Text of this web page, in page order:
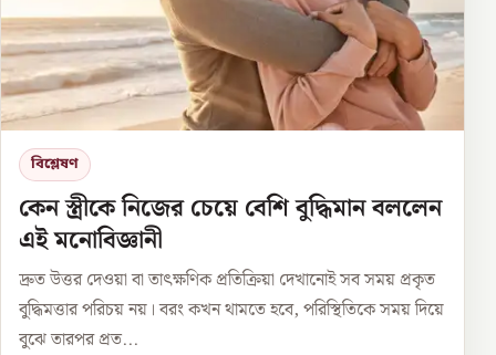
বিশ্লেষণ
কেন স্ত্রীকে নিজের চেয়ে বেশি বুদ্ধিমান বললেন
এই মনোবিজ্ঞানী
দ্রুত উত্তর দেওয়া বা তাৎক্ষণিক প্রতিক্রিয়া দেখানোই সব সময় প্রকৃত
বুদ্ধিমত্তার পরিচয় নয়। বরং কখন থামতে হবে, পরিস্থিতিকে সময় দিয়ে
বুঝে তারপর প্রত...